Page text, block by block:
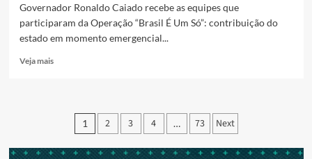
Governador Ronaldo Caiado recebe as equipes que
participaram da Operação “Brasil É Um Só”: contribuição do
estado em momento emergencial...
Veja maisRead
recepciona
atuaram
Paginação
de
1 2 3 4 … 73 Next